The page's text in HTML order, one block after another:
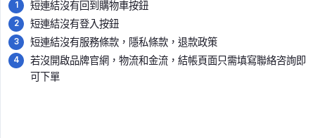
短連結沒有回到購物車按鈕
短連結沒有登入按鈕
短連結沒有服務條款，隱私條款，退款政策
若沒開啟品牌官網，物流和金流，結帳頁面只需填寫聯絡咨詢即
可下單